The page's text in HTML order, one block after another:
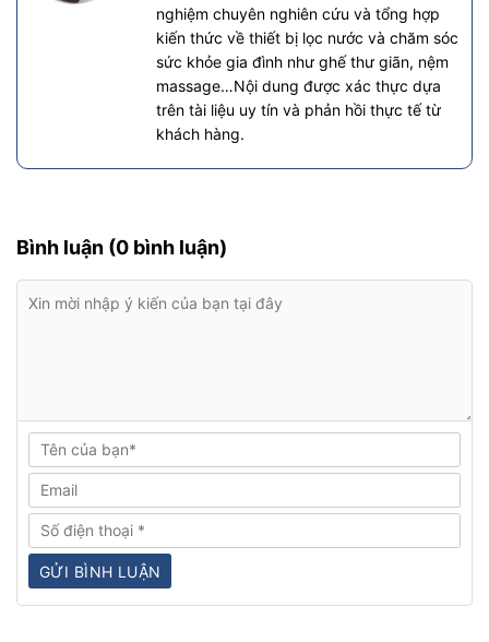
nghiệm chuyên nghiên cứu và tổng hợp
kiến thức về thiết bị lọc nước và chăm sóc
sức khỏe gia đình như ghế thư giãn, nệm
massage…Nội dung được xác thực dựa
trên tài liệu uy tín và phản hồi thực tế từ
khách hàng.
Bình luận (0 bình luận)